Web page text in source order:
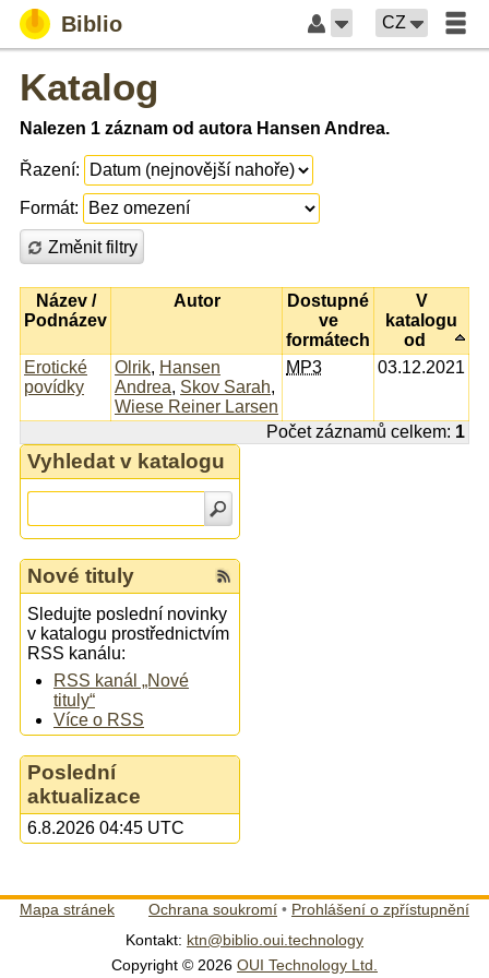
Biblio CZ
Katalog
Nalezen 1 záznam od autora Hansen Andrea.
Řazení:
Formát:
Změnit filtry
Název /
Podnázev
Autor
Dostupné
ve
formátech
V
katalogu
od
Erotické
povídky
Olrik, Hansen
Andrea, Skov Sarah,
Wiese Reiner Larsen
MP3 03.12.2021
Počet záznamů celkem: 1
Vyhledat v katalogu
Nové tituly
Sledujte poslední novinky
v katalogu prostřednictvím
RSS kanálu:
RSS kanál „Nové
tituly“
Více o RSS
Poslední
aktualizace
6.8.2026 04:45 UTC
Mapa stránek Ochrana soukromí • Prohlášení o zpřístupnění
Kontakt: ktn@biblio.oui.technology
Copyright © 2026 OUI Technology Ltd.